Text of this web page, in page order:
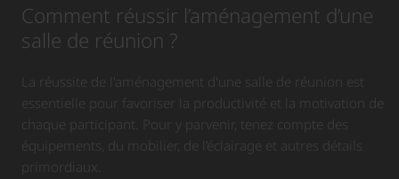
Comment réussir l’aménagement d’une
salle de réunion ?
La réussite de l'aménagement d'une salle de réunion est
essentielle pour favoriser la productivité et la motivation de
chaque participant. Pour y parvenir, tenez compte des
équipements, du mobilier, de l’éclairage et autres détails
primordiaux.